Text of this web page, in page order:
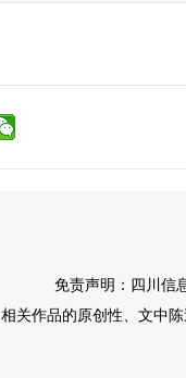
免责声明：四川信
相关作品的原创性、文中